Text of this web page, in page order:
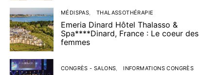
MÉDISPAS THALASSOTHÉRAPIE
Emeria Dinard Hôtel Thalasso &
Spa****Dinard, France : Le coeur des
femmes
CONGRÈS - SALONS INFORMATIONS CONGRÈS